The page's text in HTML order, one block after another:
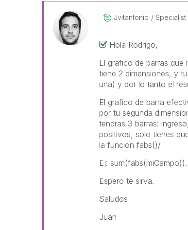
Jvitantonio Specialist
Hola Rodrigo,
El grafico de barras que
tiene 2 dimensiones, y
una) y por lo tanto el
El grafico de barra
por tu segunda
tendras 3 barras:
positivos, solo tienes
la funcion fabs()/
Ej: sum(fabs(miCampo)).
Espero te sirva.
Saludos
Juan